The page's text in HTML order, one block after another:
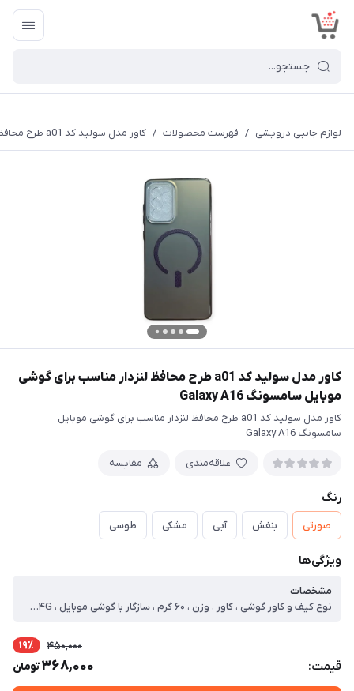
لوازم جانبی درویشی / فهرست محصولات / کاور مدل سولید کد a01 طرح محافظ لنزدار مناسب برای گوشی موبایل سامسونگ Galaxy A16
کاور مدل سولید کد a01 طرح محافظ لنزدار مناسب برای گوشی
موبایل سامسونگ Galaxy A16
کاور مدل سولید کد a01 طرح محافظ لنزدار مناسب برای گوشی موبایل
سامسونگ Galaxy A16
علاقه‌مندی مقایسه
رنگ
صورتی بنفش آبی مشکی طوسی
ویژگی‌ها
مشخصات
نوع کیف و کاور گوشی ، کاور ، وزن ، ۶۰ گرم ، سازگار با گوشی موبایل ، Samsung Galaxy A۱۶ ۴G ، ساختار ، مات ، سطح پوشش ، قاب پشتی ، لبه بالایی ، لبه پایینی ، لبه چپ ، لبه راست ، حفاظت از دکمه‌ها
قیمت:
450,000 19٪
368,000تومان